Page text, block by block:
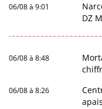
06/08 à 9:01
DZ
06/08 à 8:48
06/08 à 8:26